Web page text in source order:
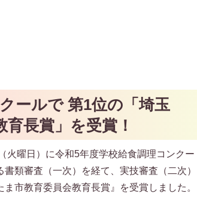
ールで 第1位の「埼玉
長賞」を受賞！
火曜日）に令和5年度学校給食調理コンクー
類審査（一次）を経て、実技審査（二次）
市教育委員会教育長賞』を受賞しました。